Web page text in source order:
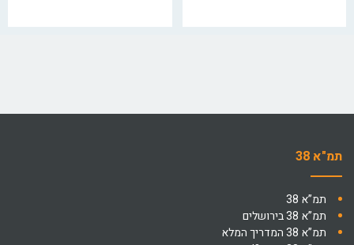
תמ"א 38
תמ”א 38
תמ”א 38 בירושלים
תמ”א 38 המדריך המלא